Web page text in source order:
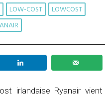
LOW-COST
LOWCOST
irlandaise Ryanair vient